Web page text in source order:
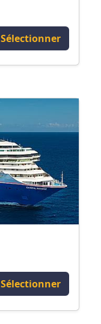
Sélectionner
Sélectionner